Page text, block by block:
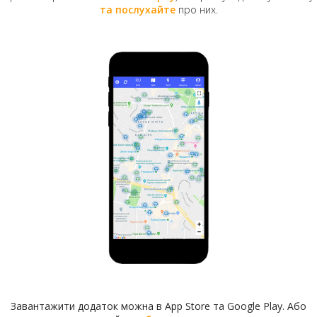
щоправда, не всі, перенесли до лютеранської
Бессарабці ще в другій половині ХІХ століття
Поступово німці обжилися на вершині та схилах
Графської гори. Через деякий час в побуті киян
змінилася і назва гори. Її все частіше стали іменувати
Німецькою горою. Цікаво, що це один з найвищих в
Києві пагорбів. Найбільш висока його точка на
перетині Лютеранської та Шовковичної вулиць сягає
196 метрів над рівнем Дніпра. У 1812 році на
Німецькій горі була побудована дерев’яна кірха на
честь святої Великомучениці Катерини. А впритул до
храму побудували невеличкий будиночок для
пастора. Йшли роки, кількість послідовників вчення
Мартіна Лютера в Києві зростала, і все більш
та послухайтепро них.
Завантажити додаток можна в App Store та Google Play. Або